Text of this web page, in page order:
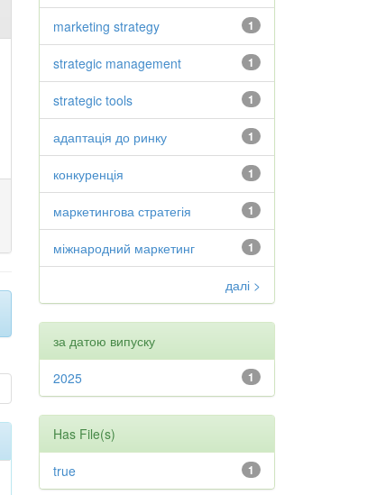
1
marketing strategy
1
strategic management
1
strategic tools
1
адаптація до ринку
1
конкуренція
1
маркетингова стратегія
1
міжнародний маркетинг
далі >
за датою випуску
1
2025
Has File(s)
1
true